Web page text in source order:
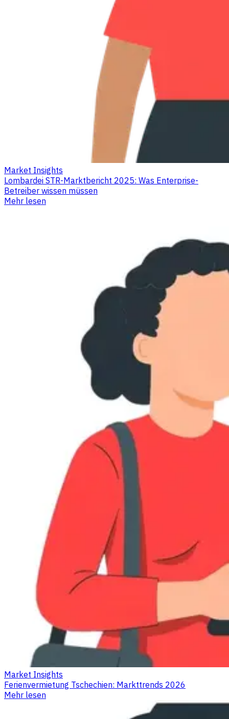
Market Insights
Lombardei STR-Marktbericht 2025: Was Enterprise-
Betreiber wissen müssen
Mehr lesen
Market Insights
Ferienvermietung Tschechien: Markttrends 2026
Mehr lesen